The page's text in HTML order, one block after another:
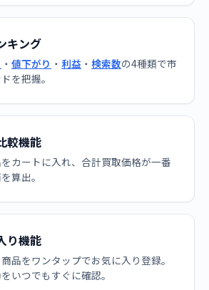
キング
・ 値下がり ・ 利益 ・ 検索数の4種類で市
を把握。
較機能
カートに入れ、合計買取価格が一番
算出。
り機能
品をワンタップでお気に入り登録。
いつでもすぐに確認。